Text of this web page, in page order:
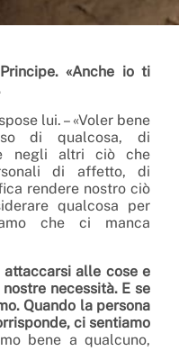
«Anche io ti
lui. – «Voler bene
di qualcosa, di
negli altri ciò che
di affetto, di
rendere nostro ciò
qualcosa per
che ci manca
alle cose e
necessità. E se
Quando la persona
ci sentiamo
bene a qualcuno,